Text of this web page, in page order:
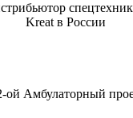
Kreat в России
ой Амбулаторный